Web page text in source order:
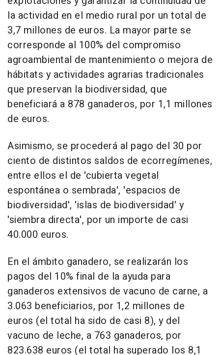
la actividad en el medio rural por un total de
3,7 millones de euros. La mayor parte se
corresponde al 100% del compromiso
agroambiental de mantenimiento o mejora de
hábitats y actividades agrarias tradicionales
que preservan la biodiversidad, que
beneficiará a 878 ganaderos, por 1,1 millones
de euros.
Asimismo, se procederá al pago del 30 por
ciento de distintos saldos de ecorregímenes,
entre ellos el de 'cubierta vegetal
espontánea o sembrada', 'espacios de
biodiversidad', 'islas de biodiversidad' y
'siembra directa', por un importe de casi
40.000 euros.
En el ámbito ganadero, se realizarán los
pagos del 10% final de la ayuda para
ganaderos extensivos de vacuno de carne, a
3.063 beneficiarios, por 1,2 millones de
euros (el total ha sido de casi 8), y del
vacuno de leche, a 763 ganaderos, por
823.638 euros (el total ha superado los 8,1